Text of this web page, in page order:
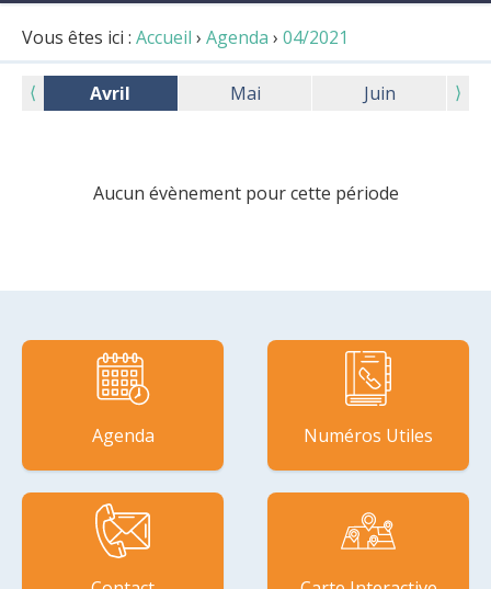
Vous êtes ici : Accueil › Agenda › 04/2021
⟨ Avril Mai Juin ⟩
Aucun évènement pour cette période
Agenda Numéros Utiles